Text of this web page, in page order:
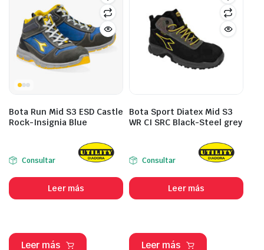
Bota Run Mid S3 ESD Castle
Rock-Insignia Blue
Consultar
Leer más
Leer más
Bota Sport Diatex Mid S3
WR CI SRC Black-Steel grey
Consultar
Leer más
Leer más